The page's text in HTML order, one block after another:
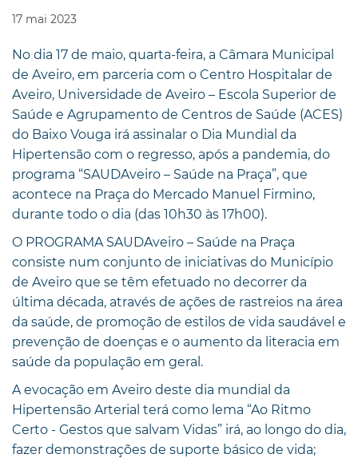
17 mai 2023
No dia 17 de maio, quarta-feira, a Câmara Municipal
de Aveiro, em parceria com o Centro Hospitalar de
Aveiro, Universidade de Aveiro – Escola Superior de
Saúde e Agrupamento de Centros de Saúde (ACES)
do Baixo Vouga irá assinalar o Dia Mundial da
Hipertensão com o regresso, após a pandemia, do
programa “SAUD´Aveiro – Saúde na Praça”, que
acontece na Praça do Mercado Manuel Firmino,
durante todo o dia (das 10h30 às 17h00).
O PROGRAMA SAUD´Aveiro – Saúde na Praça
consiste num conjunto de iniciativas do Município
de Aveiro que se têm efetuado no decorrer da
última década, através de ações de rastreios na área
da saúde, de promoção de estilos de vida saudável e
prevenção de doenças e o aumento da literacia em
saúde da população em geral.
A evocação em Aveiro deste dia mundial da
Hipertensão Arterial terá como lema “Ao Ritmo
Certo - Gestos que salvam Vidas” irá, ao longo do dia,
fazer demonstrações de suporte básico de vida;